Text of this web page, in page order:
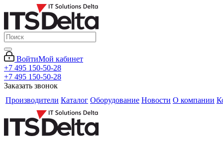
ВойтиМой кабинет
+7 495 150-50-28
+7 495 150-50-28
Заказать звонок
Производители Каталог Оборудование Новости О компании